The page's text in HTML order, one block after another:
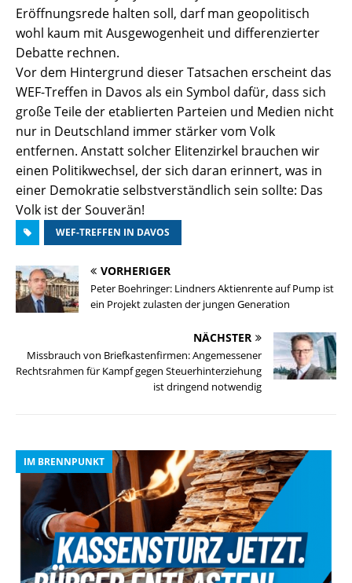
Eröffnungsrede halten soll, darf man geopolitisch
wohl kaum mit Ausgewogenheit und differenzierter
Debatte rechnen.
Vor dem Hintergrund dieser Tatsachen erscheint das
WEF-Treffen in Davos als ein Symbol dafür, dass sich
große Teile der etablierten Parteien und Medien nicht
nur in Deutschland immer stärker vom Volk
entfernen. Anstatt solcher Elitenzirkel brauchen wir
einen Politikwechsel, der sich daran erinnert, was in
einer Demokratie selbstverständlich sein sollte: Das
Volk ist der Souverän!
WEF-TREFFEN IN DAVOS
VORHERIGER
Peter Boehringer: Lindners Aktienrente auf Pump ist
ein Projekt zulasten der jungen Generation
NÄCHSTER
Missbrauch von Briefkastenfirmen: Angemessener
Rechtsrahmen für Kampf gegen Steuerhinterziehung
ist dringend notwendig
IM BRENNPUNKT